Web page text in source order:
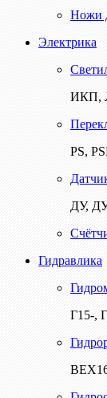
Ножи
Электрика
ИКП,
PS,
ДУ,
Гидравлика
Г15-,